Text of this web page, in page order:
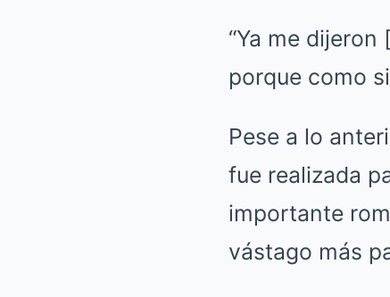
“Ya me
porque como
Pese a lo
fue realizada
importante
vástago más